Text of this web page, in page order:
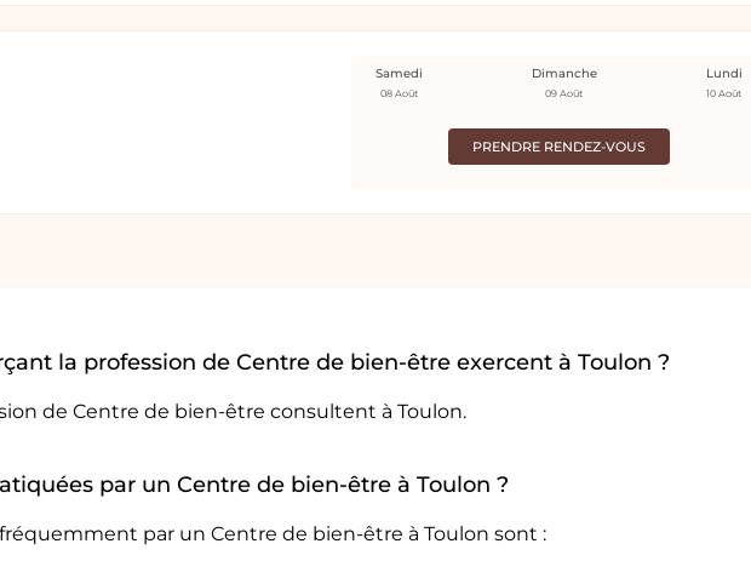
PRENDRE RENDEZ-VOUS
Samedi
08 Août
Dimanche
09 Août
Lundi
10 Août
la profession de Centre de bien-être exercent à Toulon ?
de Centre de bien-être consultent à Toulon.
par un Centre de bien-être à Toulon ?
par un Centre de bien-être à Toulon sont :